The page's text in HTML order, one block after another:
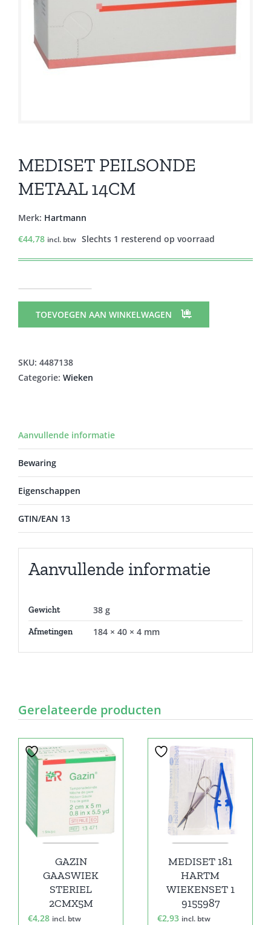
MEDISET PEILSONDE
METAAL 14CM
Merk: Hartmann
€44,78 incl. btw Slechts 1 resterend op voorraad
PEILSONDE
METAAL
TOEVOEGEN AAN WINKELWAGEN
SKU: 4487138
Categorie: Wieken
Aanvullende informatie
Bewaring
Eigenschappen
GTIN/EAN 13
Aanvullende informatie
Gewicht 38 g
Afmetingen 184 × 40 × 4 mm
Gerelateerde producten
GAZIN
GAASWIEK
STERIEL
2CMX5M
€4,28 incl. btw
MEDISET 181
HARTM
WIEKENSET 1
9155987
€2,93 incl. btw